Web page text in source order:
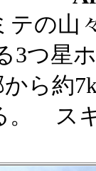
テの山
3つ星
ら約
。 ス